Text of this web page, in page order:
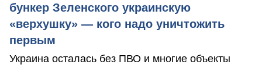
бункер Зеленского украинскую
«верхушку» — кого надо уничтожить
первым
Украина осталась без ПВО и многие объекты